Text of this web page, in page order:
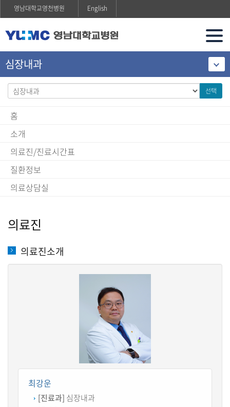
영남대학교영천병원 English
심장내과
선택
홈
소개
의료진/진료시간표
질환정보
의료상담실
의료진
의료진소개
최강운
[진료과] 심장내과